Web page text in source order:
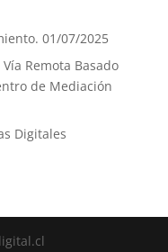
01/07/2025
Remota Basado
de Mediación
Digitales